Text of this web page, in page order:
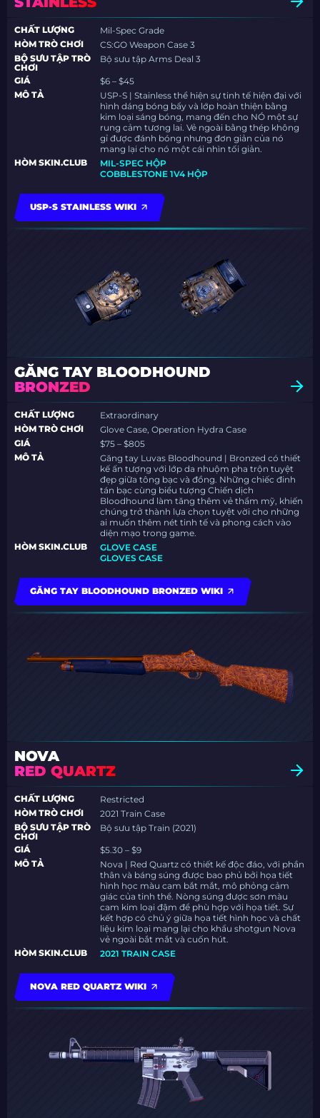
CHẤT LƯỢNG
Mil-Spec Grade
HÒM TRÒ CHƠI
CS:GO Weapon Case 3
BỘ SƯU TẬP TRÒ
CHƠI
Bộ sưu tập Arms Deal 3
GIÁ
$6 – $45
MÔ TẢ
USP-S | Stainless thể hiện sự tinh tế hiện đại với
hình dáng bóng bẩy và lớp hoàn thiện bằng
kim loại sáng bóng, mang đến cho NÓ một sự
rung cảm tương lai. Vẻ ngoài bằng thép không
gỉ được đánh bóng nhưng đơn giản của nó
mang lại cho nó một cái nhìn tối giản.
HÒM SKIN.CLUB
MIL-SPEC HỘP
COBBLESTONE 1V4 HỘP
USP-S STAINLESS WIKI
GĂNG TAY BLOODHOUND
BRONZED
CHẤT LƯỢNG
Extraordinary
HÒM TRÒ CHƠI
Glove Case, Operation Hydra Case
GIÁ
$75 – $805
MÔ TẢ
Găng tay Luvas Bloodhound | Bronzed có thiết
kế ấn tượng với lớp da nhuộm pha trộn tuyệt
đẹp giữa tông bạc và đồng. Những chiếc đinh
tán bạc cùng biểu tượng Chiến dịch
Bloodhound làm tăng thêm vẻ thẩm mỹ, khiến
chúng trở thành lựa chọn tuyệt vời cho những
ai muốn thêm nét tinh tế và phong cách vào
diện mạo trong game.
HÒM SKIN.CLUB
GLOVE CASE
GLOVES CASE
GĂNG TAY BLOODHOUND BRONZED WIKI
NOVA
RED QUARTZ
CHẤT LƯỢNG
Restricted
HÒM TRÒ CHƠI
2021 Train Case
BỘ SƯU TẬP TRÒ
CHƠI
Bộ sưu tập Train (2021)
GIÁ
$5.30 – $9
MÔ TẢ
Nova | Red Quartz có thiết kế độc đáo, với phần
thân và báng súng được bao phủ bởi họa tiết
hình học màu cam bắt mắt, mô phỏng cảm
giác của tinh thể. Nòng súng được sơn màu
cam kim loại đậm để phù hợp với họa tiết. Sự
kết hợp có chủ ý giữa họa tiết hình học và chất
liệu kim loại mang lại cho khẩu shotgun Nova
vẻ ngoài bắt mắt và cuốn hút.
HÒM SKIN.CLUB
2021 TRAIN CASE
NOVA RED QUARTZ WIKI